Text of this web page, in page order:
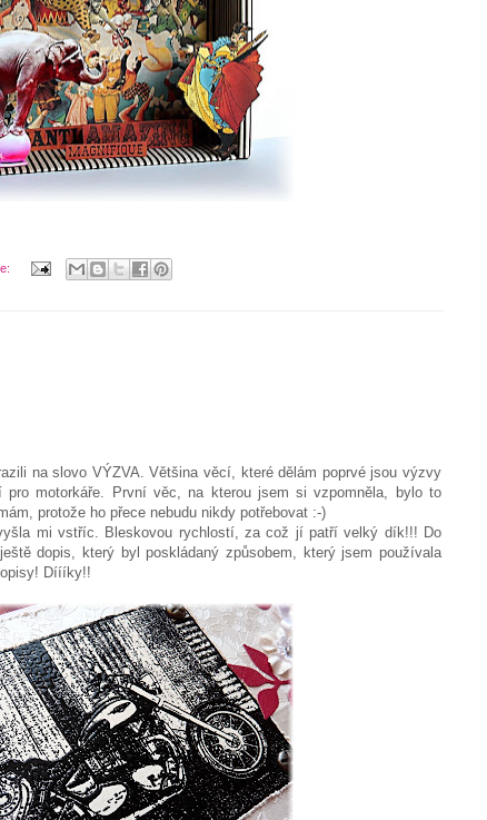
na slovo VÝZVA. Většina věcí, které dělám poprvé jsou výzvy
pro motorkáře. První věc, na kterou jsem si vzpomněla, bylo to
protože ho přece nebudu nikdy potřebovat :-)
mi vstříc. Bleskovou rychlostí, za což jí patří velký dík!!! Do
dopis, který byl poskládaný způsobem, který jsem používala
Díííky!!